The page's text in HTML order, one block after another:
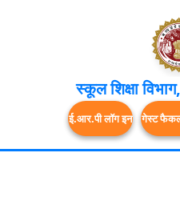
स्कूल शिक्षा
ई.आर.पी लॉग इन गेस्ट